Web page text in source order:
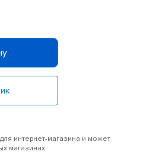
интернет-магазина и может
магазинах